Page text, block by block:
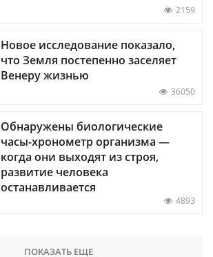
2159
Новое исследование показало,
что Земля постепенно заселяет
Венеру жизнью
36050
Обнаружены биологические
часы-хронометр организма —
когда они выходят из строя,
развитие человека
останавливается
4893
ПОКАЗАТЬ ЕЩЕ